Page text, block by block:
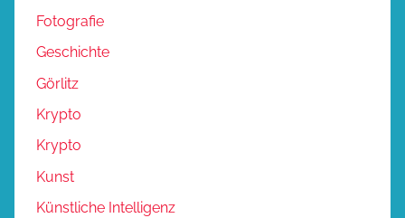
Fotografie
Geschichte
Görlitz
Krypto
Krypto
Kunst
Künstliche Intelligenz